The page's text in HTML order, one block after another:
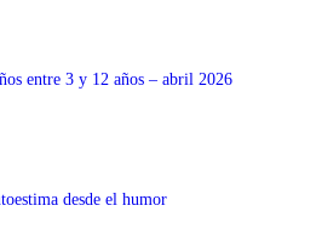
entre 3 y 12 años – abril 2026
desde el humor